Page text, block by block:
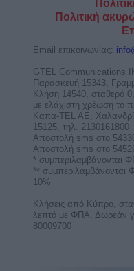
Η Ηλιακή
Αυγούστου
Έκλειψη
Αυγούστου
Η Έκλειψη